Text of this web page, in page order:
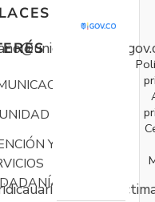
Y